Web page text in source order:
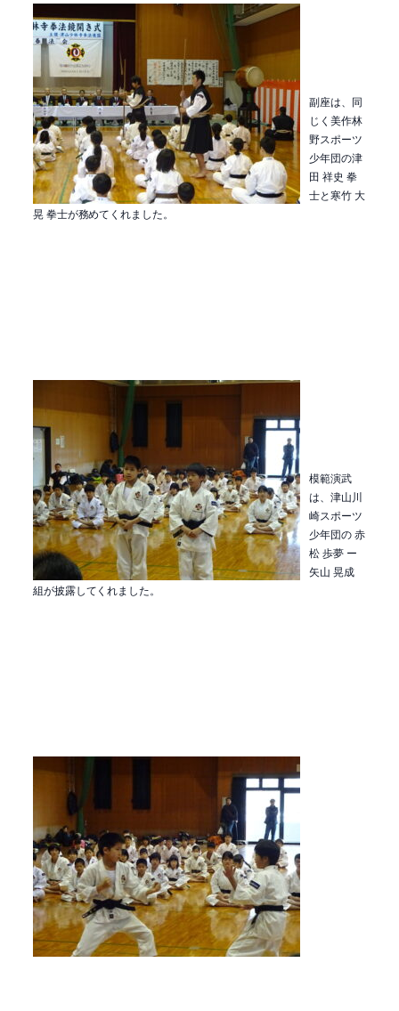
副座は、同
じく美作林
野スポーツ
少年団の津
田 祥史 拳
士と寒竹 大
晃 拳士が務めてくれました。
模範演武
は、津山川
崎スポーツ
少年団の 赤
松 歩夢 ー
矢山 晃成
組が披露してくれました。